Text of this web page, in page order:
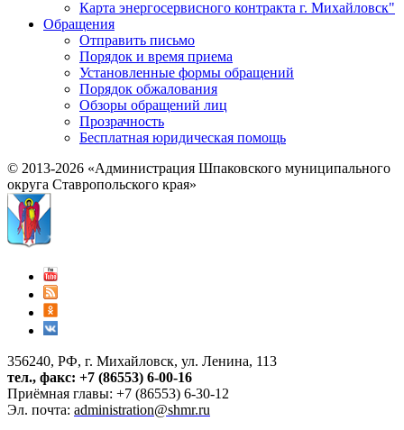
Карта энергосервисного контракта г. Михайловск"
Обращения
Отправить письмо
Порядок и время приема
Установленные формы обращений
Порядок обжалования
Обзоры обращений лиц
Прозрачность
Бесплатная юридическая помощь
© 2013-2026 «Администрация Шпаковского муниципального
округа Ставропольского края»
356240, РФ, г. Михайловск, ул. Ленина, 113
тел., факс: +7 (86553) 6-00-16
Приёмная главы: +7 (86553) 6-30-12
Эл. почта: administration@shmr.ru